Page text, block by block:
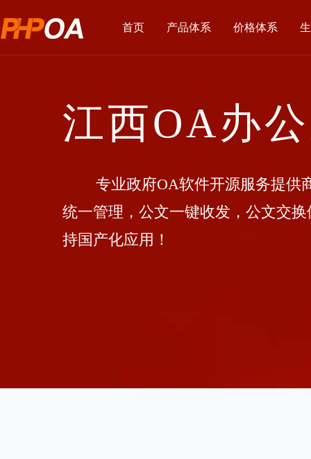
首页 产品体系 价格体系
江西OA办
专业政府OA软件开源服务提供商
统一管理，公文一键收发，公文交
持国产化应用！